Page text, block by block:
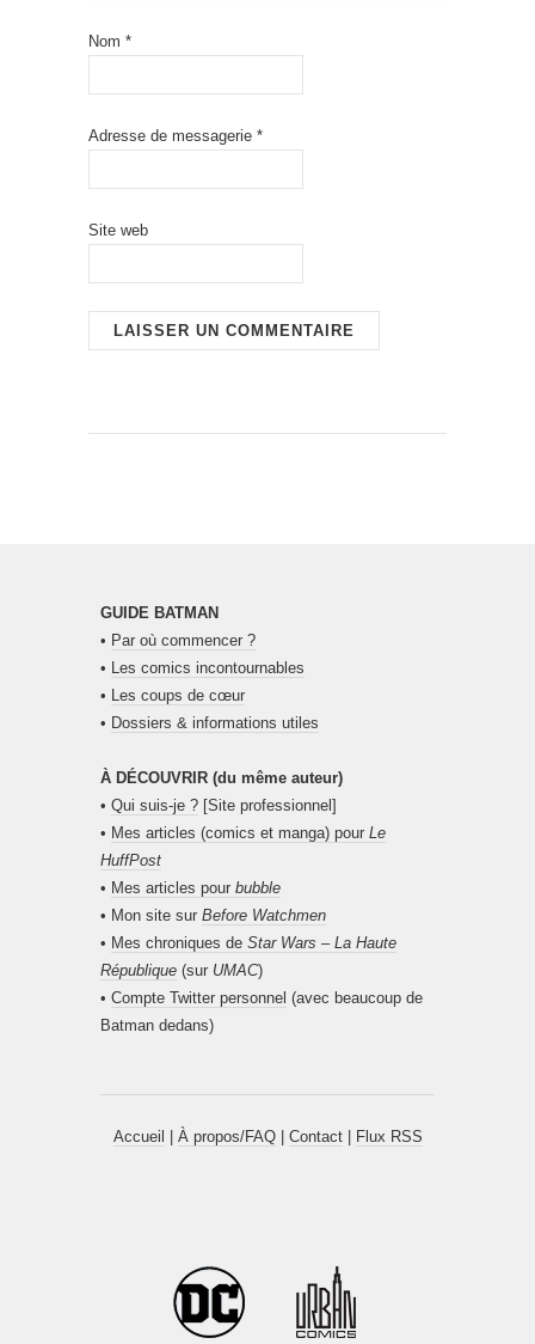
Nom *
Adresse de messagerie *
Site web
GUIDE BATMAN
• Par où commencer ?
•
Les comics incontournables
•
Les coups de cœur
• Dossiers & informations utiles
À DÉCOUVRIR (du même auteur)
• Qui suis-je ? [Site professionnel]
• Mes articles (comics et manga) pour Le
HuffPost
• Mes articles pour bubble
• Mon site sur Before Watchmen
• Mes chroniques de Star Wars – La Haute
République (sur UMAC)
• Compte Twitter personnel (avec beaucoup de
Batman dedans)
Accueil À propos/FAQ| Contact| Flux RSS